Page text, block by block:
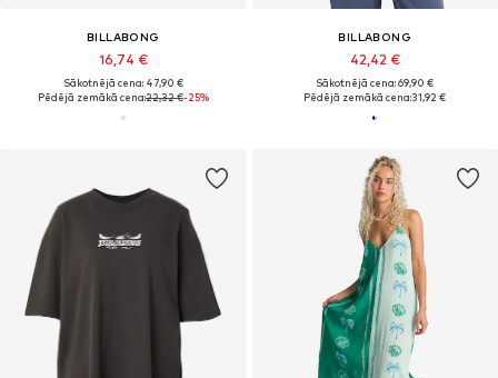
BILLABONG
16,74 €
Sākotnējā cena: 47,90 €
Pēdējā zemākā cena:22,32 €-25%
BILLABONG
42,42 €
Sākotnējā cena: 69,90 €
Pēdējā zemākā cena:31,92 €